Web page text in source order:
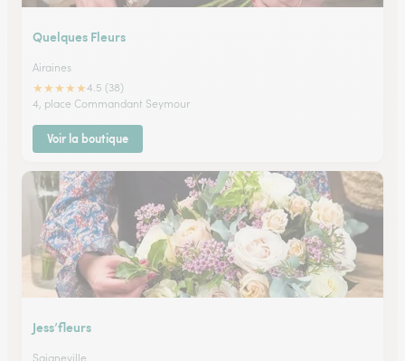
Quelques Fleurs
Airaines
★★★★★4.5 (38)
4, place Commandant Seymour
Voir la boutique
Jess’fleurs
Saigneville